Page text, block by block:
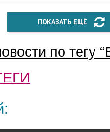
ПОКАЗАТЬ ЕЩЁ
по тегу “